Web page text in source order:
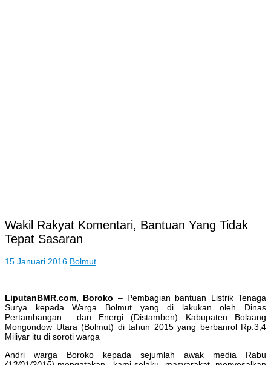
Wakil Rakyat Komentari, Bantuan Yang Tidak
Tepat Sasaran
15 Januari 2016 Bolmut
LiputanBMR.com, Boroko – Pembagian bantuan Listrik Tenaga
Surya kepada Warga Bolmut yang di lakukan oleh Dinas
Pertambangan dan Energi (Distamben) Kabupaten Bolaang
Mongondow Utara (Bolmut) di tahun 2015 yang berbanrol Rp.3,4
Miliyar itu di soroti warga
Andri warga Boroko kepada sejumlah awak media Rabu